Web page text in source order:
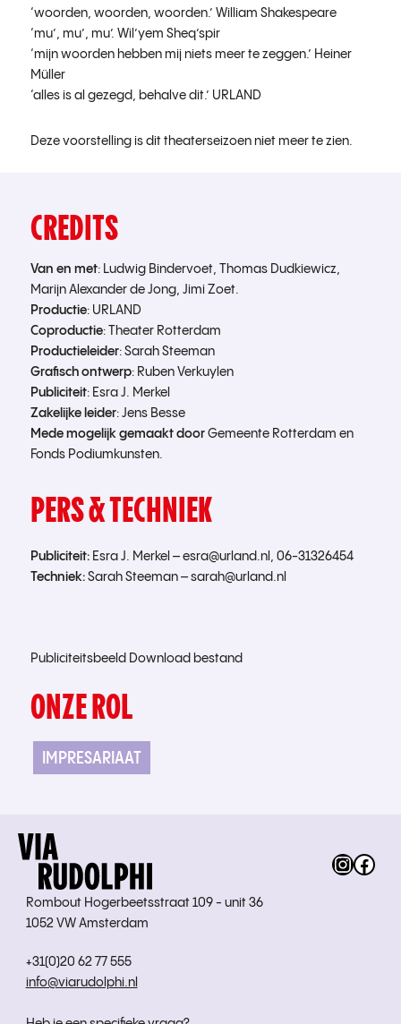
‘woorden, woorden, woorden.’ William Shakespeare
‘mu’, mu’, mu’. Wil’yem Sheq’spir
‘mijn woorden hebben mij niets meer te zeggen.’ Heiner
Müller
‘alles is al gezegd, behalve dit.’ URLAND
Deze voorstelling is dit theaterseizoen niet meer te zien.
CREDITS
Van en met: Ludwig Bindervoet, Thomas Dudkiewicz,
Marijn Alexander de Jong, Jimi Zoet.
Productie: URLAND
Coproductie: Theater Rotterdam
Productieleider: Sarah Steeman
Grafisch ontwerp: Ruben Verkuylen
Publiciteit: Esra J. Merkel
Zakelijke leider: Jens Besse
Mede mogelijk gemaakt doorGemeente Rotterdam en
Fonds Podiumkunsten.
PERS & TECHNIEK
Publiciteit: Esra J. Merkel – esra@urland.nl, 06-31326454
Techniek: Sarah Steeman – sarah@urland.nl
Publiciteitsbeeld Download bestand
ONZE ROL
IMPRESARIAAT
Rombout Hogerbeetsstraat 109 - unit 36
1052 VW Amsterdam
+31(0)20 62 77 555
info@viarudolphi.nl